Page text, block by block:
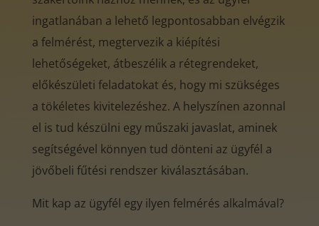
ingatlanában a lehető legpontosabban elvégzik
a felmérést, megtervezik a kiépítési
lehetőségeket, átbeszélik a rétegrendeket,
előkészületi feladatokat és, hogy mi szükséges
a tökéletes kivitelezéshez. A helyszínen azonnal
el is tud készülni egy műszaki javaslat, aminek
segítségével könnyen tud dönteni az ügyfél a
jövőbeli fűtési rendszer kiválasztásában.
Mit kap az ügyfél egy ilyen felmérés alkalmával?